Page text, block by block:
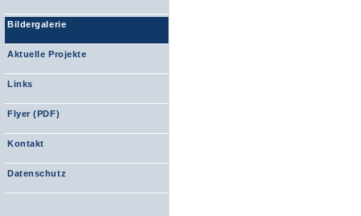
Bildergalerie
Aktuelle Projekte
Links
Flyer (PDF)
Kontakt
Datenschutz